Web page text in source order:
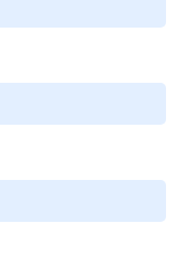
送信数に応じてポイ